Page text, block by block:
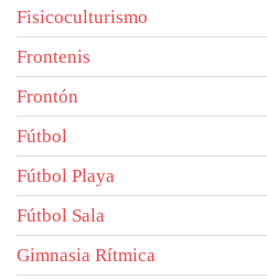
Fisicoculturismo
Frontenis
Frontón
Fútbol
Fútbol Playa
Fútbol Sala
Gimnasia Rítmica